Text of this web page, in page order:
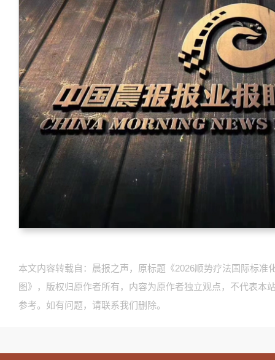
本文内容转载自：晨报之声，原标题《2026顺势疗法国际标准
图》，版权归原作者所有，内容为原作者独立观点，不代表本
参考。如有问题，请联系我们删除。